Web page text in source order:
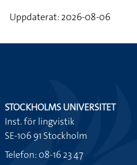
Uppdaterat: 2026-08-06
STOCKHOLMS UNIVERSITET
Inst. för lingvistik
SE-106 91 Stockholm
Telefon: 08-16 23 47